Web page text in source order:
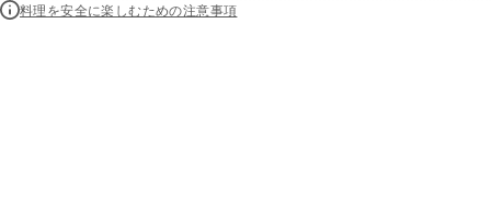
料理を安全に楽しむための注意事項